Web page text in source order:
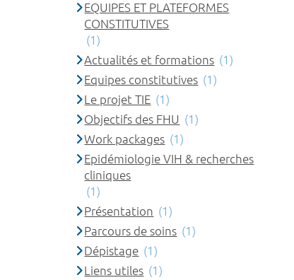
EQUIPES ET PLATEFORMES
CONSTITUTIVES
(1)
Actualités et formations (1)
Equipes constitutives (1)
Le projet TIE (1)
Objectifs des FHU (1)
Work packages (1)
Epidémiologie VIH & recherches
cliniques
(1)
Présentation (1)
Parcours de soins (1)
Dépistage (1)
Liens utiles (1)